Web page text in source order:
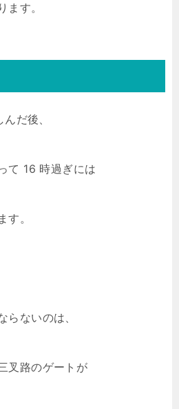
ます。
だ後、
て 16 時過ぎには
す。
らないのは、
叉路のゲートが